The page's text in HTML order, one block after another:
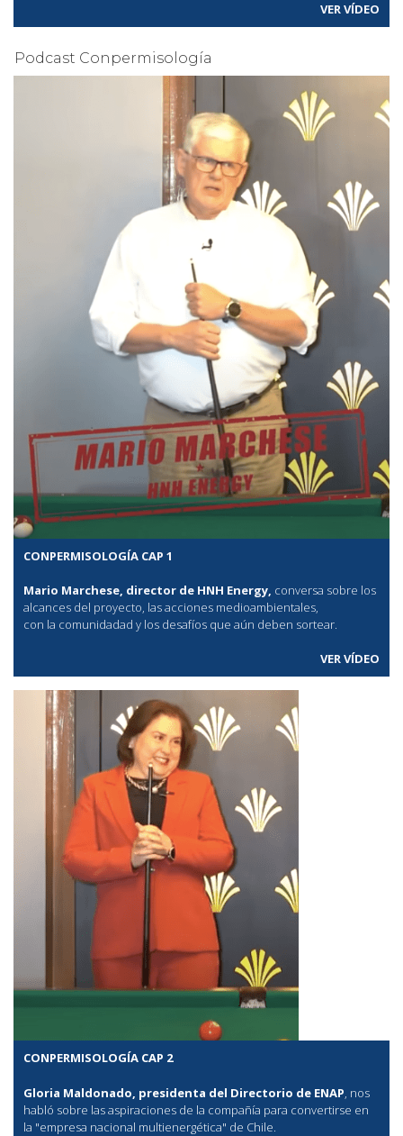
VER VÍDEO
Podcast Conpermisología
CONPERMISOLOGÍA CAP 1
Mario Marchese, director de HNH Energy, conversa sobre los
alcances del proyecto, las acciones medioambientales,
con la comunidadad y los desafíos que aún deben sortear.
VER VÍDEO
CONPERMISOLOGÍA CAP 2
Gloria Maldonado, presidenta del Directorio de ENAP, nos
habló sobre las aspiraciones de la compañía para convertirse en
la "empresa nacional multienergética" de Chile.